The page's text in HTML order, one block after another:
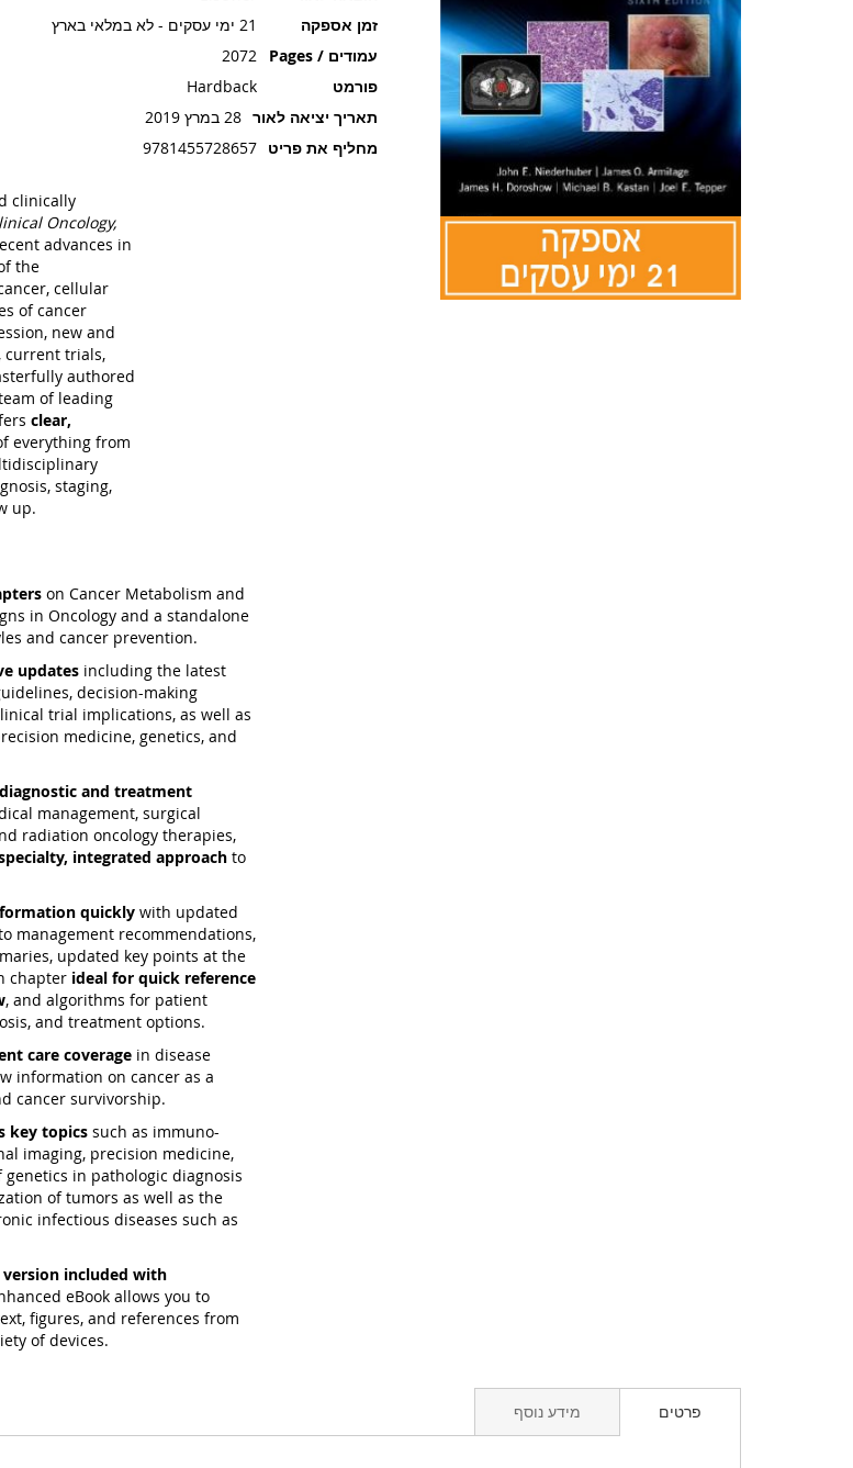
זמן אספקה
21 ימי עסקים - לא במלאי בארץ
עמודים / Pages
2072
פורמט
Hardback
תאריך יציאה לאור 28 במרץ 2019
מחליף את פריט 9781455728657
clinically
Oncology,
advances in
the
cellular
of cancer
new and
current trials,
authored
of leading
clear,
everything from
staging,
up.
on Cancer Metabolism and
in Oncology and a standalone
and cancer prevention.
updatesincluding the latest
decision-making
trial implications, as well as
medicine, genetics, and
and treatment
management, surgical
radiation oncology therapies,
integrated approachto
quicklywith updated
management recommendations,
updated key points at the
chapter ideal for quick reference
, and algorithms for patient
and treatment options.
care coveragein disease
information on cancer as a
cancer survivorship.
key topicssuch as immuno-
imaging, precision medicine,
in pathologic diagnosis
of tumors as well as the
infectious diseases such as
version included with
eBook allows you to
figures, and references from
of devices.
פרטים מידע נוסף